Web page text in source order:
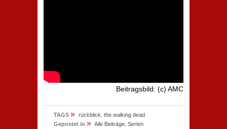
Beitragsbild: (c) AMC
TAGS » rückblick the walking dead
Gepostet in » Alle Beiträge Serien